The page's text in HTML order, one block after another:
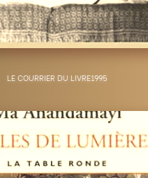
LE COURRIER DU LIVRE1995